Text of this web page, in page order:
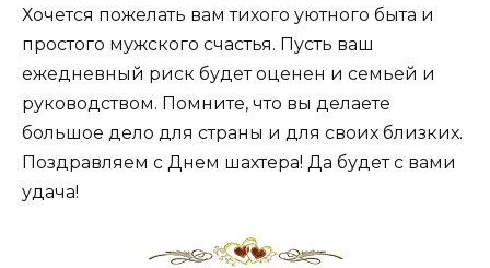
Хочется пожелать вам тихого уютного быта и
простого мужского счастья. Пусть ваш
ежедневный риск будет оценен и семьей и
руководством. Помните, что вы делаете
большое дело для страны и для своих близких.
Поздравляем с Днем шахтера! Да будет с вами
удача!